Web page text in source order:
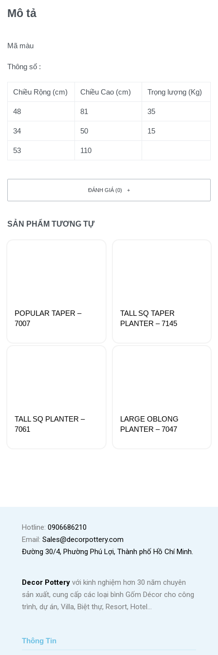
Mô tả
Mã màu
Thông số :
Chiều Rộng (cm) Chiều Cao (cm) Trọng lượng (Kg)
48 81 35
34 50 15
53 110
ĐÁNH GIÁ (0)
SẢN PHẨM TƯƠNG TỰ
POPULAR TAPER –
7007
TALL SQ TAPER
PLANTER – 7145
TALL SQ PLANTER –
7061
LARGE OBLONG
PLANTER – 7047
Hotline: 0906686210
Email: Sales@decorpottery.com
Đường 30/4, Phường Phú Lợi, Thành phố Hồ Chí Minh.
Decor Pottery với kinh nghiệm hơn 30 năm chuyên
sản xuất, cung cấp các loại bình Gốm Décor cho công
trình, dự án, Villa, Biệt thự, Resort, Hotel…
Thông Tin